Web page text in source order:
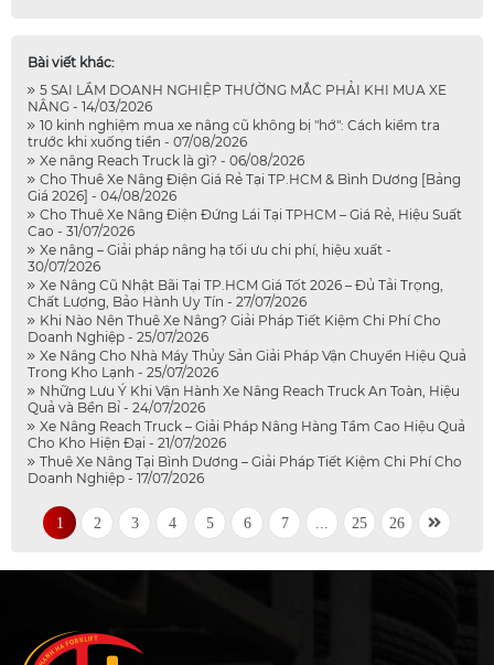
Bài viết khác:
5 SAI LẦM DOANH NGHIỆP THƯỜNG MẮC PHẢI KHI MUA XE
NÂNG - 14/03/2026
10 kinh nghiệm mua xe nâng cũ không bị "hớ": Cách kiểm tra
trước khi xuống tiền - 07/08/2026
Xe nâng Reach Truck là gì? - 06/08/2026
Cho Thuê Xe Nâng Điện Giá Rẻ Tại TP.HCM & Bình Dương [Bảng
Giá 2026] - 04/08/2026
Cho Thuê Xe Nâng Điện Đứng Lái Tại TPHCM – Giá Rẻ, Hiệu Suất
Cao - 31/07/2026
Xe nâng – Giải pháp nâng hạ tối ưu chi phí, hiệu xuất -
30/07/2026
Xe Nâng Cũ Nhật Bãi Tại TP.HCM Giá Tốt 2026 – Đủ Tải Trọng,
Chất Lượng, Bảo Hành Uy Tín - 27/07/2026
Khi Nào Nên Thuê Xe Nâng? Giải Pháp Tiết Kiệm Chi Phí Cho
Doanh Nghiệp - 25/07/2026
Xe Nâng Cho Nhà Máy Thủy Sản Giải Pháp Vận Chuyển Hiệu Quả
Trong Kho Lạnh - 25/07/2026
Những Lưu Ý Khi Vận Hành Xe Nâng Reach Truck An Toàn, Hiệu
Quả và Bền Bỉ - 24/07/2026
Xe Nâng Reach Truck – Giải Pháp Nâng Hàng Tầm Cao Hiệu Quả
Cho Kho Hiện Đại - 21/07/2026
Thuê Xe Nâng Tại Bình Dương – Giải Pháp Tiết Kiệm Chi Phí Cho
Doanh Nghiệp - 17/07/2026
1 2 3 4 5 6 7 25 26